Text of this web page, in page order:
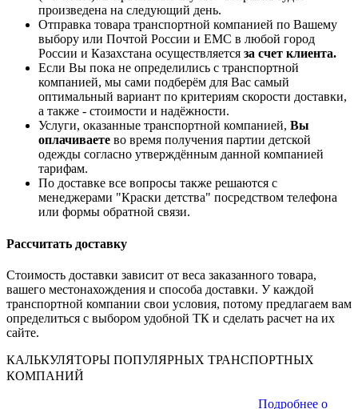
произведена на следующий день.
Отправка товара транспортной компанией по Вашему
выбору или Почтой России и ЕМС в любой город
России и Казахстана осуществляется за счет клиента.
Если Вы пока не определились с транспортной
компанией, мы сами подберём для Вас самый
оптимальный вариант по критериям скорости доставки,
а также - стоимости и надёжности.
Услуги, оказанные транспортной компанией, Вы
оплачиваете во время получения партии детской
одежды согласно утверждённым данной компанией
тарифам.
По доставке все вопросы также решаются с
менеджерами "Краски детства" посредством телефона
или формы обратной связи.
Рассчитать доставку
Стоимость доставки зависит от веса заказанного товара,
вашего местонахождения и способа доставки. У каждой
транспортной компании свои условия, потому предлагаем вам
определиться с выбором удобной ТК и сделать расчет на их
сайте.
КАЛЬКУЛЯТОРЫ ПОПУЛЯРНЫХ ТРАНСПОРТНЫХ
КОМПАНИЙ
Подробнее о